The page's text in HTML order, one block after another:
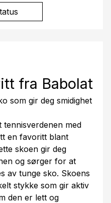
fra Babolat
som gir deg smidighet
med
en favoritt blant
skoen gir deg
og sørger for at
av tunge sko. Skoens
stykke som gir aktiv
den er lett og